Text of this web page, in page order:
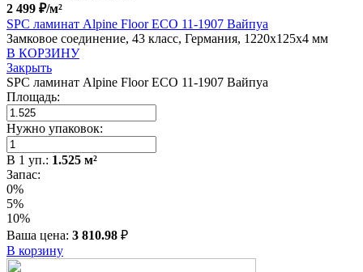
2 499 ₽/м²
SPC ламинат Alpine Floor ECO 11-1907 Вайпуа
Замковое соединение, 43 класс, Германия, 1220x125x4 мм
В КОРЗИНУ
Закрыть
SPC ламинат Alpine Floor ECO 11-1907 Вайпуа
Площадь:
Нужно упаковок:
В 1 уп.: 1.525 м²
Запас:
0%
5%
10%
Ваша цена: 3 810.98 ₽
В корзину